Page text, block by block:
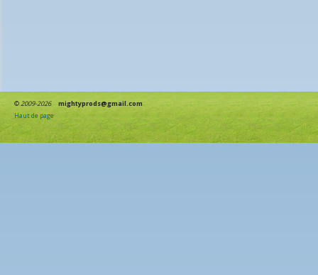
©2009-2026
mightyprods@gmail.com
Haut de page